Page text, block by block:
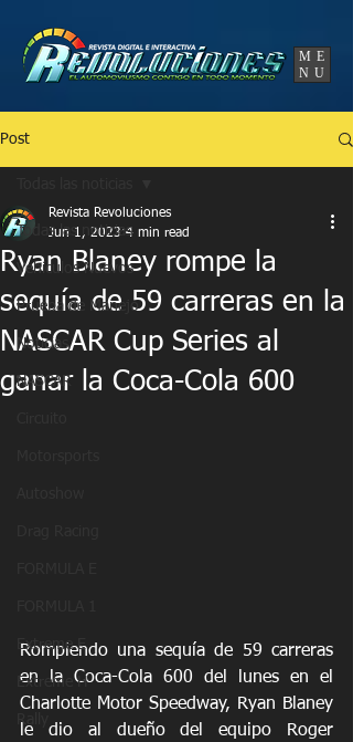
ME
NU
Post
Todas las noticias
Vehículos Nuevos
Prueba de Manejo
Noticias
NASCAR
Extreme E
Extreme H
Rally
Ryan Blaney rompe la
sequía de 59 carreras en la
NASCAR Cup Series al
ganar la Coca-Cola 600
Revista Revoluciones
Jun 1, 2023 4 min read
Rompiendo una sequía de 59 carreras
en la Coca-Cola 600 del lunes en el
Charlotte Motor Speedway, Ryan Blaney
le dio al dueño del equipo Roger